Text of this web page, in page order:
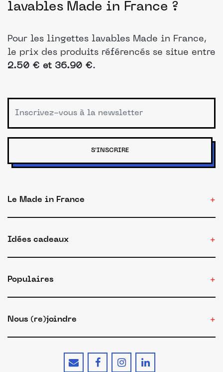
lavables Made in France ?
Pour les lingettes lavables Made in France,
le prix des produits référencés se situe entre
2.50 € et 36.90 €.
S'INSCRIRE
Le Made in France
Idées cadeaux
Populaires
Nous (re)joindre